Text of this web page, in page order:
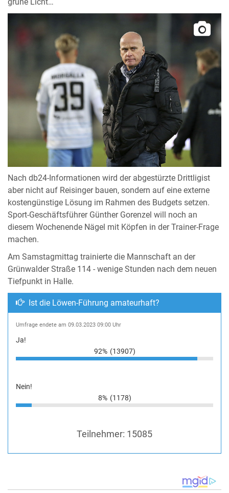
grüne Licht…
Nach db24-Informationen wird der abgestürzte Drittligist
aber nicht auf Reisinger bauen, sondern auf eine externe
kostengünstige Lösung im Rahmen des Budgets setzen.
Sport-Geschäftsführer Günther Gorenzel will noch an
diesem Wochenende Nägel mit Köpfen in der Trainer-Frage
machen.
Am Samstagmittag trainierte die Mannschaft an der
Grünwalder Straße 114 - wenige Stunden nach dem neuen
Tiefpunkt in Halle.
Ist die Löwen-Führung amateurhaft?
Umfrage endete am 09.03.2023 09:00 Uhr
Ja!
92% (13907)
Nein!
8% (1178)
Teilnehmer: 15085